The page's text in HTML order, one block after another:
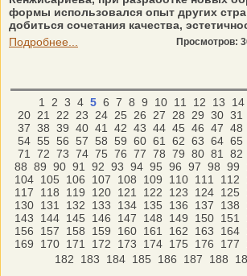
формы использовался опыт других
добиться сочетания качества,
Подробнее...
Просмотров:
1 2 3 4 5 6 7 8 9 10 11 12 13 14
20 21 22 23 24 25 26 27 28 29 30 31
37 38 39 40 41 42 43 44 45 46 47 48
54 55 56 57 58 59 60 61 62 63 64 65
71
72 73 74 75 76 77 78 79 80 81 82
88 89 90 91 92 93 94 95 96 97 98 99
104 105 106 107 108 109 110 111 112
117
118 119 120 121 122 123 124 125
130 131 132 133 134 135 136 137 138
143
144 145 146 147 148 149 150 151
156
157 158 159 160 161 162 163 164
169
170 171 172 173 174 175 176 177
182
183 184 185 186 187 188